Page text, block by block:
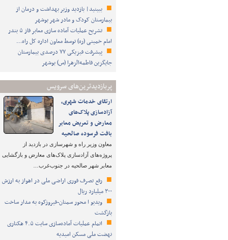
ببینید| بازدید وزیر بهداشت و درمان از
بیمارستان کودک و مادر شهر بوشهر
تشریح عملیات آماده سازی معابر فاز ۵ بندر
امام خمینی (ره) توسط معاون اداره کل راه…
پیشرفت فیزیکی ۷۷ درصدی بیمارستان
جایگزین فاطمه‌الزهرا (س) بوشهر
پربازدیدترین‌های سرویس
ارتقای خدمات شهری،
آزادسازی پلاک‌های
معارض و تعریض معابر
بافت فرسوده صالحیه
معاون وزیر راه و شهرسازی در بازدید از
پروژه‌های آزادسازی پلاک‌های معارض و بازگشایی
معابر شهر صالحیه در جنوب‌غرب…
رفع تصرف فوری اراضی ملی در اهواز به ارزش
۳۰۰ میلیارد ریال
ویدیو ا محور سمنان-فیروزکوه به مدار ساخت
بازگشت
اتمام عملیات آماده‌سازی سایت ۴.۵ هکتاری
نهضت ملی مسکن امیدیه